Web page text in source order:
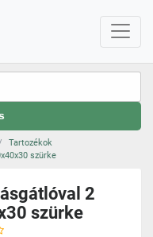
Tartozékok
szürke
2
szürke